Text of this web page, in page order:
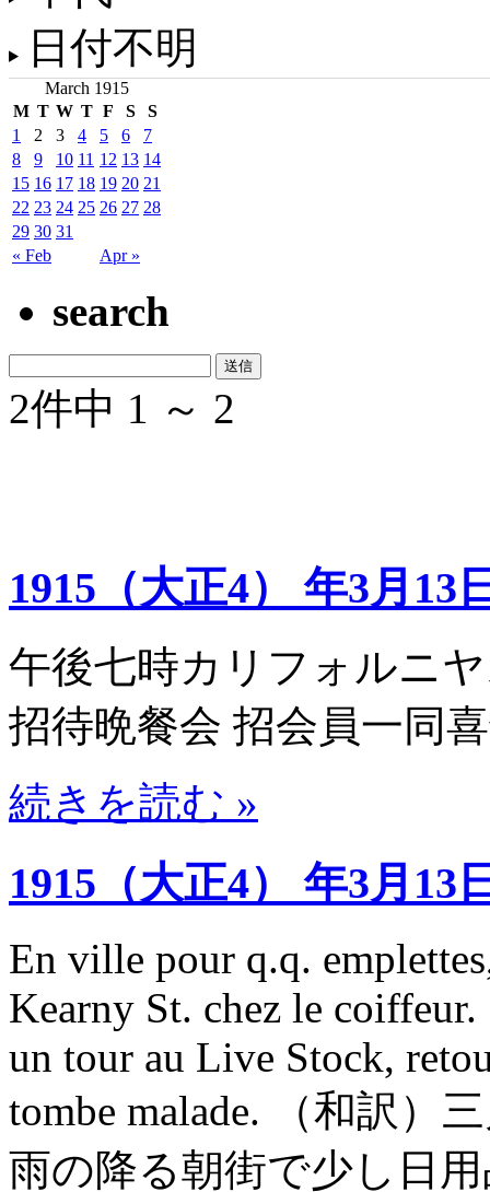
日付不明
March 1915
M T W T F S S
« Feb Apr »
1 2 3 4 5 6
7
8
9 10 11 12 13 14
15 16 17 18 19 20 21
22 23 24 25 26 27 28
29 30 31
search
2件中 1 ～ 2
1915（大正4） 年3月13
午後七時カリフォルニ
招待晩餐会 招会員一同
続きを読む »
1915（大正4） 年3月13
En ville pour q.q.
Kearny St. chez le
un tour au Live Stock,
tombe malade. （和訳
雨の降る朝街で少し日